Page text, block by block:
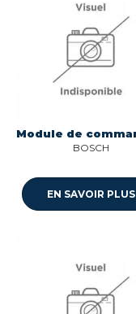
BOSCH
EN SAVOIR PLUS